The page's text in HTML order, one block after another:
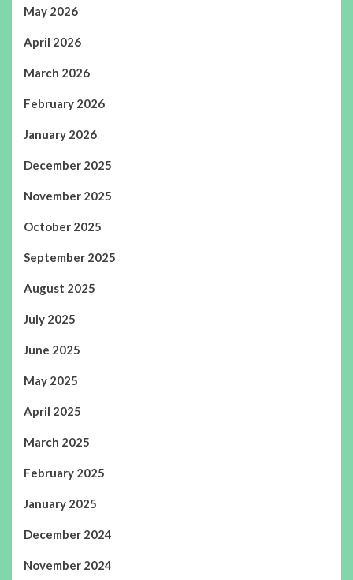
May 2026
April 2026
March 2026
February 2026
January 2026
December 2025
November 2025
October 2025
September 2025
August 2025
July 2025
June 2025
May 2025
April 2025
March 2025
February 2025
January 2025
December 2024
November 2024